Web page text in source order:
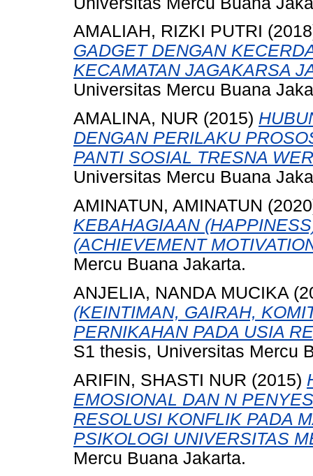
AMALIAH, RIZKI PUTRI
GADGET DENGAN
KECAMATAN JAGAKARSA
Universitas Mercu Buana
AMALINA, NUR (2015)
DENGAN PERILAKU
PANTI SOSIAL TRESNA
Universitas Mercu Buana
AMINATUN, AMINATUN
KEBAHAGIAAN
(ACHIEVEMENT
Mercu Buana Jakarta.
ANJELIA, NANDA MUCIKA
(KEINTIMAN, GAIRAH,
PERNIKAHAN PADA USIA
S1 thesis, Universitas Mercu
ARIFIN, SHASTI NUR (2015)
EMOSIONAL DAN N
RESOLUSI KONFLIK PADA
PSIKOLOGI UNIVERSITAS
Mercu Buana Jakarta.